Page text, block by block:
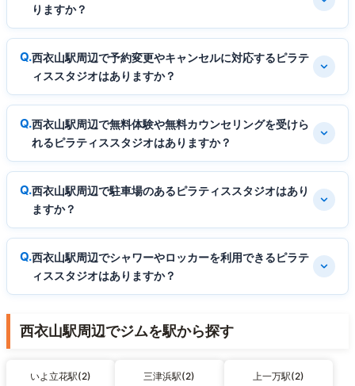
りますか？
西衣山駅周辺で予約変更やキャンセルに対応するピラテ
ィススタジオはありますか？
西衣山駅周辺で無料体験や無料カウンセリングを受けら
れるピラティススタジオはありますか？
西衣山駅周辺で駐車場のあるピラティススタジオはあり
ますか？
西衣山駅周辺でシャワーやロッカーを利用できるピラテ
ィススタジオはありますか？
西衣山駅周辺でジムを駅から探す
いよ立花駅(2) 三津浜駅(2) 上一万駅(2)